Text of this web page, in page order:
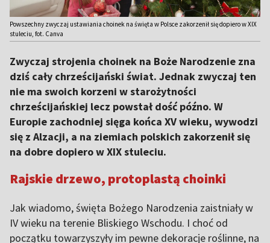
Powszechny zwyczaj ustawiania choinek na święta w Polsce zakorzenił się dopiero w XIX
stuleciu, fot. Canva
Zwyczaj strojenia choinek na Boże Narodzenie zna
dziś cały chrześcijański świat. Jednak zwyczaj ten
nie ma swoich korzeni w starożytności
chrześcijańskiej lecz powstał dość późno. W
Europie zachodniej sięga końca XV wieku, wywodzi
się z Alzacji, a na ziemiach polskich zakorzenił się
na dobre dopiero w XIX stuleciu.
Rajskie drzewo, protoplastą choinki
Jak wiadomo, święta Bożego Narodzenia zaistniały w
IV wieku na terenie Bliskiego Wschodu. I choć od
początku towarzyszyły im pewne dekoracje roślinne, na